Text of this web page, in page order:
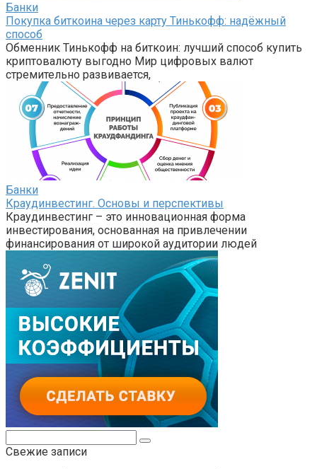
Банки
Покупка биткоина через карту Тинькофф: надёжный
способ
Обменник Тинькофф на биткоин: лучший способ купить
криптовалюту выгодно Мир цифровых валют
стремительно развивается,
Банки
Краудинвестинг. Основы и перспективы
Краудинвестинг – это инновационная форма
инвестирования, основанная на привлечении
финансирования от широкой аудитории людей
Свежие записи